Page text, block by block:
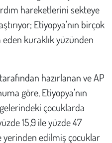
hareketlerini sekteye
Etiyopya'nın birçok
eden kuraklık yüzünden
hazırlanan ve AP
göre, Etiyopya'nın
çocuklarda
15,9 ile yüzde 47
yerinden edilmiş çocuklar